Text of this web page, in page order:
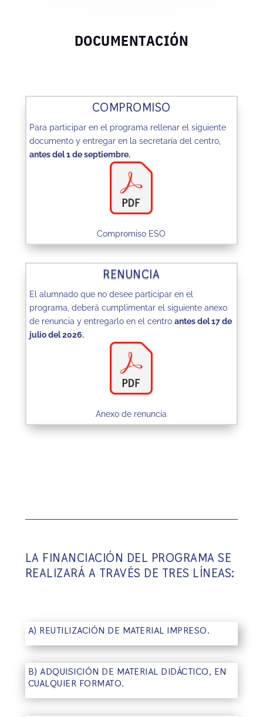
DOCUMENTACIÓN
COMPROMISO
Para participar en el programa rellenar el siguiente
documento y entregar en la secretaría del centro,
antes del 1 de septiembre.
Compromiso ESO
RENUNCIA
El alumnado que no desee participar en el
programa, deberá cumplimentar el siguiente anexo
de renuncia y entregarlo en el centro antes del 17 de
julio del 2026.
Anexo de renuncia
LA FINANCIACIÓN DEL PROGRAMA SE
REALIZARÁ A TRAVÉS DE TRES LÍNEAS:
A) REUTILIZACIÓN DE MATERIAL IMPRESO.
B) ADQUISICIÓN DE MATERIAL DIDÁCTICO, EN
CUALQUIER FORMATO.